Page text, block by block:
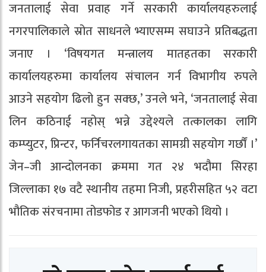
जनतालाई सेवा प्रवाह गर्ने सरकारी कार्यालयहरुलाई
नगरपालिकाले स्रोत साधनले भ्याएसम्म सघाउने प्रतिबद्धता
जनाए । ‘विषयगत मन्त्रालय मातहतका सरकारी
कार्यालयहरुमा कार्यालय संचालन गर्न विभागीय रुपले
आउने सहयोग ढिलो हुन सक्छ,’ उनले भने, ‘जनतालाई सेवा
लिन कठिनाई नहोस् भन्ने उद्देश्यले तत्कालका लागि
कम्प्युटर, प्रिन्टर, फर्निचरलगायतका सामग्री सहयोग गर्छौं ।’
जेन–जी आन्दोलनका क्रममा गत २४ भदौमा सिरहा
जिल्लाका १७ वटै स्थानीय तहमा निजी, प्रहरीसहित ५२ वटा
भौतिक संरचनामा तोडफोड र आगजनी भएको थियो ।